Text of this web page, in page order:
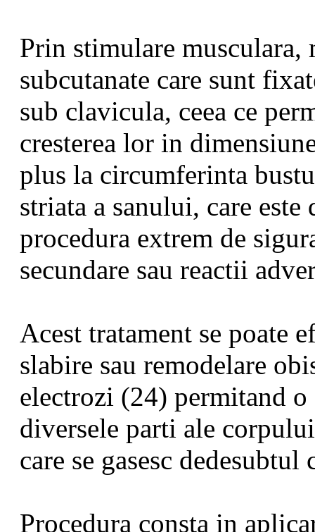
Prin stimulare
subcutanate care sunt
sub clavicula, ceea ce
cresterea lor in
plus la circumferinta
striata a sanului, care
procedura extrem de
secundare sau reactii
Acest tratament se poate
slabire sau remodelare
electrozi (24) permitand
diversele parti ale
care se gasesc
Procedura consta in